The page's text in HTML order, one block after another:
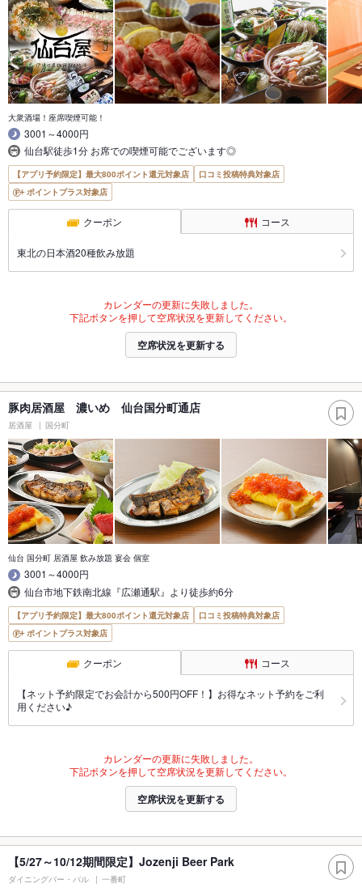
大衆酒場！座席喫煙可能！
3001～4000円
仙台駅徒歩1分 お席での喫煙可能でございます◎
【アプリ予約限定】最大800ポイント還元対象店
口コミ投稿特典対象店
ポイントプラス対象店
クーポン コース
東北の日本酒20種飲み放題
カレンダーの更新に失敗しました。
下記ボタンを押して空席状況を更新してください。
空席状況を更新する
豚肉居酒屋 濃いめ 仙台国分町通店
居酒屋 国分町
仙台 国分町 居酒屋 飲み放題 宴会 個室
3001～4000円
仙台市地下鉄南北線『広瀬通駅』より徒歩約6分
【アプリ予約限定】最大800ポイント還元対象店
口コミ投稿特典対象店
ポイントプラス対象店
クーポン コース
【ネット予約限定でお会計から500円OFF！】お得なネット予約をご利
用ください♪
カレンダーの更新に失敗しました。
下記ボタンを押して空席状況を更新してください。
空席状況を更新する
【5/27～10/12期間限定】Jozenji Beer Park
ダイニングバー・バル 一番町